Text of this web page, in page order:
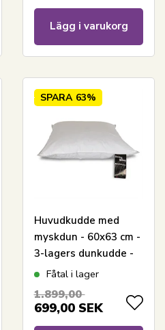
Lägg i varukorg
SPARA 63%
Huvudkudde med
myskdun - 60x63 cm -
3-lagers dunkudde -
Dansk Favoritkudde
Fåtal i lager
1.899,00
699,00 SEK